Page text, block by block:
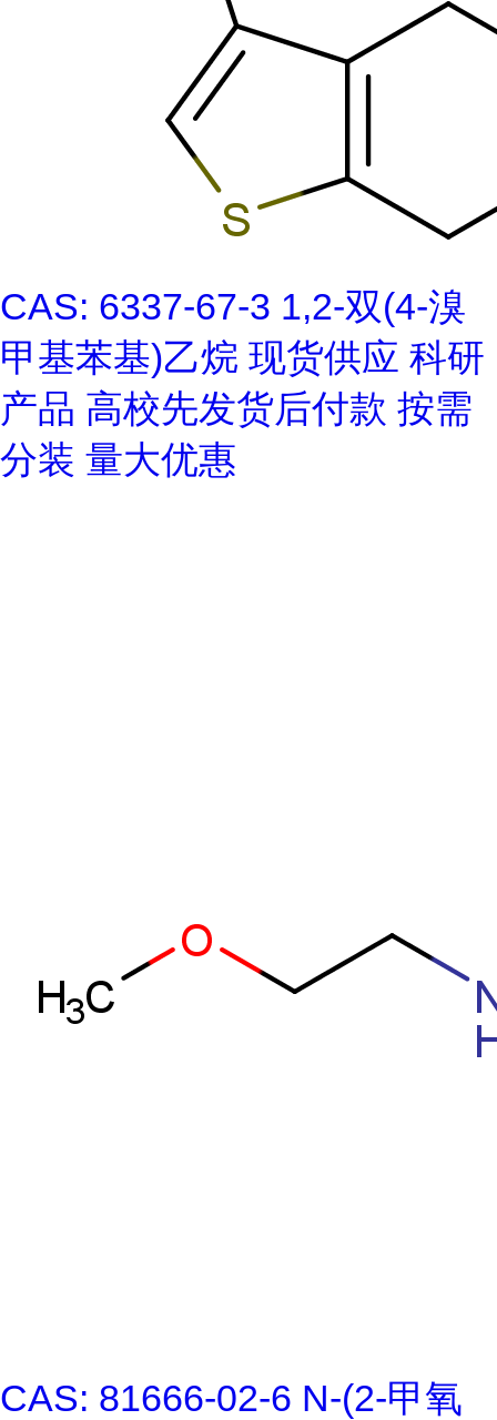
CAS: 6337-67-3 1,2-双(4-溴
甲基苯基)乙烷 现货供应 科研
产品 高校先发货后付款 按需
分装 量大优惠
CAS: 81666-02-6 N-(2-甲氧